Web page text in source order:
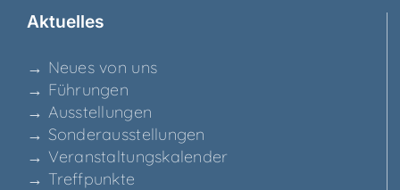
Aktu­el­les
→ Neu­es von uns
→ Füh­run­gen
→ Aus­stel­lun­gen
→ Son­der­aus­stel­lun­gen
→ Ver­an­stal­tungs­ka­len­der
→ Treff­punk­te